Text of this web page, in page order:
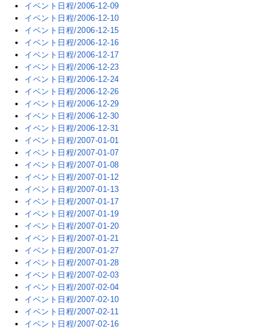
イベント日程/2006-12-09
イベント日程/2006-12-10
イベント日程/2006-12-15
イベント日程/2006-12-16
イベント日程/2006-12-17
イベント日程/2006-12-23
イベント日程/2006-12-24
イベント日程/2006-12-26
イベント日程/2006-12-29
イベント日程/2006-12-30
イベント日程/2006-12-31
イベント日程/2007-01-01
イベント日程/2007-01-07
イベント日程/2007-01-08
イベント日程/2007-01-12
イベント日程/2007-01-13
イベント日程/2007-01-17
イベント日程/2007-01-19
イベント日程/2007-01-20
イベント日程/2007-01-21
イベント日程/2007-01-27
イベント日程/2007-01-28
イベント日程/2007-02-03
イベント日程/2007-02-04
イベント日程/2007-02-10
イベント日程/2007-02-11
イベント日程/2007-02-16